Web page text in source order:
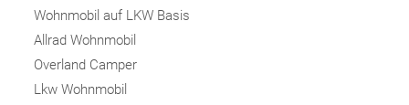
Wohnmobil auf LKW Basis
Allrad Wohnmobil
Overland Camper
Lkw Wohnmobil